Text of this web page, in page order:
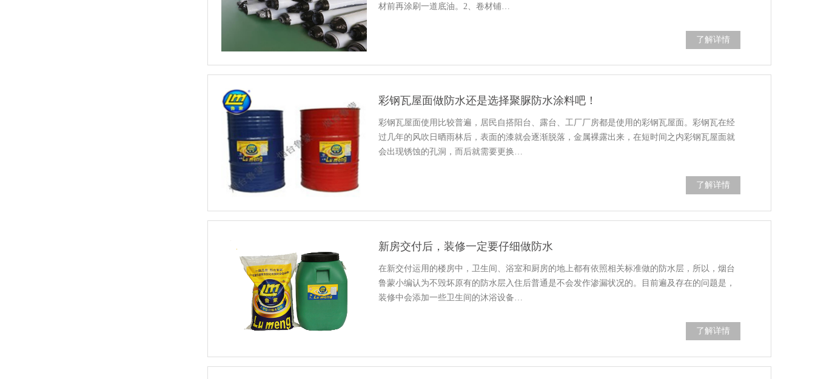
材前再涂刷一道底油。2、卷材铺…
了解详情
彩钢瓦屋面做防水还是选择聚脲防水涂料吧！
彩钢瓦屋面使用比较普遍，居民自搭阳台、露台、工厂厂房都是使用的彩钢瓦屋面。彩钢瓦在经
过几年的风吹日晒雨林后，表面的漆就会逐渐脱落，金属裸露出来，在短时间之内彩钢瓦屋面就
会出现锈蚀的孔洞，而后就需要更换…
了解详情
新房交付后，装修一定要仔细做防水
在新交付运用的楼房中，卫生间、浴室和厨房的地上都有依照相关标准做的防水层，所以，烟台
鲁蒙小编认为不毁坏原有的防水层入住后普通是不会发作渗漏状况的。目前遍及存在的问题是，
装修中会添加一些卫生间的沐浴设备…
了解详情